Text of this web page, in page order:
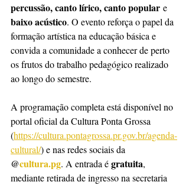
percussão, canto lírico, canto popular e
baixo acústico. O evento reforça o papel da
formação artística na educação básica e
convida a comunidade a conhecer de perto
os frutos do trabalho pedagógico realizado
ao longo do semestre.
A programação completa está disponível no
portal oficial da Cultura Ponta Grossa
(https://cultura.pontagrossa.pr.gov.br/agenda-
cultural/) e nas redes sociais da
@cultura.pg. A entrada é gratuita,
mediante retirada de ingresso na secretaria